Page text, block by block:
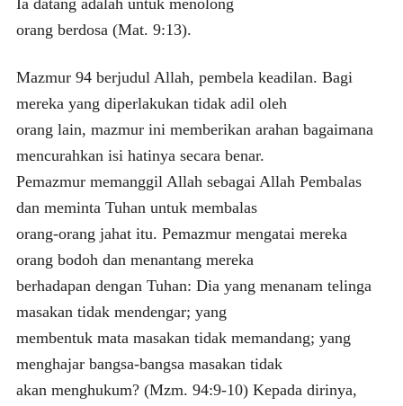
Ia datang adalah untuk menolong
orang berdosa (Mat. 9:13).
Mazmur 94 berjudul Allah, pembela keadilan. Bagi
mereka yang diperlakukan tidak adil oleh
orang lain, mazmur ini memberikan arahan bagaimana
mencurahkan isi hatinya secara benar.
Pemazmur memanggil Allah sebagai Allah Pembalas
dan meminta Tuhan untuk membalas
orang-orang jahat itu. Pemazmur mengatai mereka
orang bodoh dan menantang mereka
berhadapan dengan Tuhan: Dia yang menanam telinga
masakan tidak mendengar; yang
membentuk mata masakan tidak memandang; yang
menghajar bangsa-bangsa masakan tidak
akan menghukum? (Mzm. 94:9-10) Kepada dirinya,